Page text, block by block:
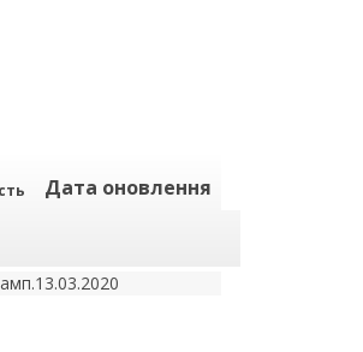
Дата оновлення
13.03.2020